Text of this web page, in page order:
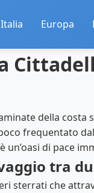
Italia Europa
della costa
frequentato
un’oasi di pace
tra
sterrati che